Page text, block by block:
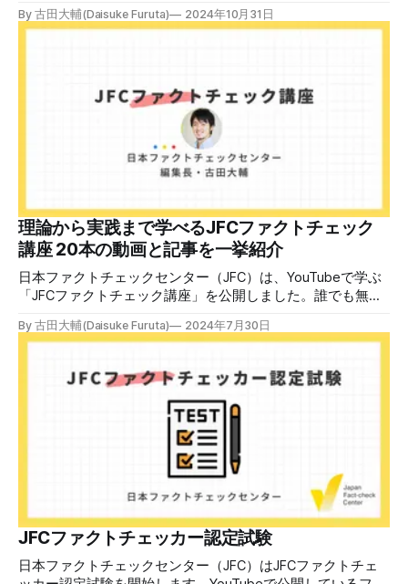
認定バッジと教室や職場などで利用可能な教材を提供しま
ファクトチェックセンター（JFC）による講師養成講座で
す。 講師養成講座（オンラインで90分）を受講いただいた
後、修了課題を提出された方には、教室や職場などで利用可
能な教材の提... powered by Peatix : More than a
す。 受講生には教材を提供 デマや不確かな情報が蔓延する
中で、自衛策が求められています。「気をつけて」というだ
けでは、対策になりません。最初から騙されたい人はいませ
ん。誰だって気をつけているのに、誤った情
By 古田大輔(Daisuke Furuta) 2024年10月31日
理論から実践まで学べるJFCファクトチェック
講座 20本の動画と記事を一挙紹介
日本ファクトチェックセンター（JFC）は、YouTubeで学ぶ
「JFCファクトチェック講座」を公開しました。誰でも無料
ファクトチェックやメディアリテラシーの知識を学ぶことが
の日本での影響を調べた2万人調査の紹介や、間違った情報
を信じてしまう背景にある人間のバイアス、大規模に拡散す
るSNSアルゴリズムなどを解説しています。 実践編では、画
像や動画や生成AIなど、偽・誤情報をどのように検証したら
良いかをJFCが検証してきた事例から具体的に学びます。
JFCファクトチェッカー認定試験を開始 2024年7月29日か
ら、これらの内容について習熟度を確認するJFCファクトチ
ェッカー認定試験を開始します。誰でもいつでも受験可能で
す（2024年度中は受験料1000円、2025年度から2000円）。
合格者には様々な技能をデジタル証明するオープンバッジ・
ネットワークを活用して、JFCファクトチェッカーの認定証
を発行します。 JFCファクトチェッカー認定試験
By 古田大輔(Daisuke Furuta) 2024年7月30日
JFCファクトチェッカー認定試験
日本ファクトチェックセンター（JFC）はJFCファクトチェ